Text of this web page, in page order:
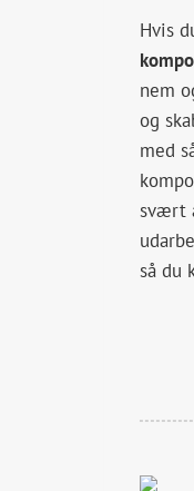
Hvis
nem
og
med
svært
så du